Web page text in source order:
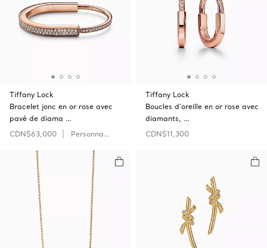
Tiffany Lock
Bracelet jonc en or rose avec
pavé de diama …
CDN$63,000
Personnaliser
Tiffany Lock
Boucles d’oreille en or rose avec
diamants, …
CDN$11,300